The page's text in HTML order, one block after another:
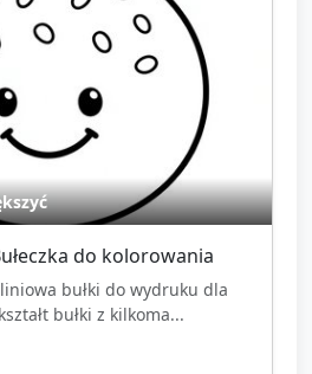
do kolorowania
bułki do wydruku dla
bułki z kilkoma...